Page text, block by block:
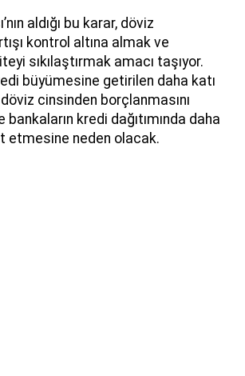
aldığı bu karar, döviz
kontrol altına almak ve
sıkılaştırmak amacı taşıyor.
büyümesine getirilen daha katı
cinsinden borçlanmasını
kredi dağıtımında daha
etmesine neden olacak.